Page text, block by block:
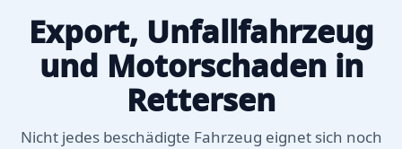
Export, Unfallfahrzeug
und Motorschaden in
Rettersen
Nicht jedes beschädigte Fahrzeug eignet sich noch